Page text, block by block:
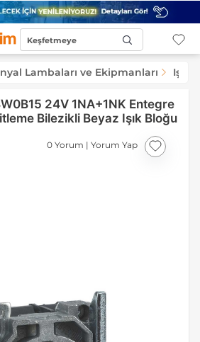
Keşfetmeye
Lambaları ve Ekipmanları Işık
24V 1NA+1NK Entegre
Bilezikli Beyaz Işık Bloğu
0 Yorum | Yorum Yap